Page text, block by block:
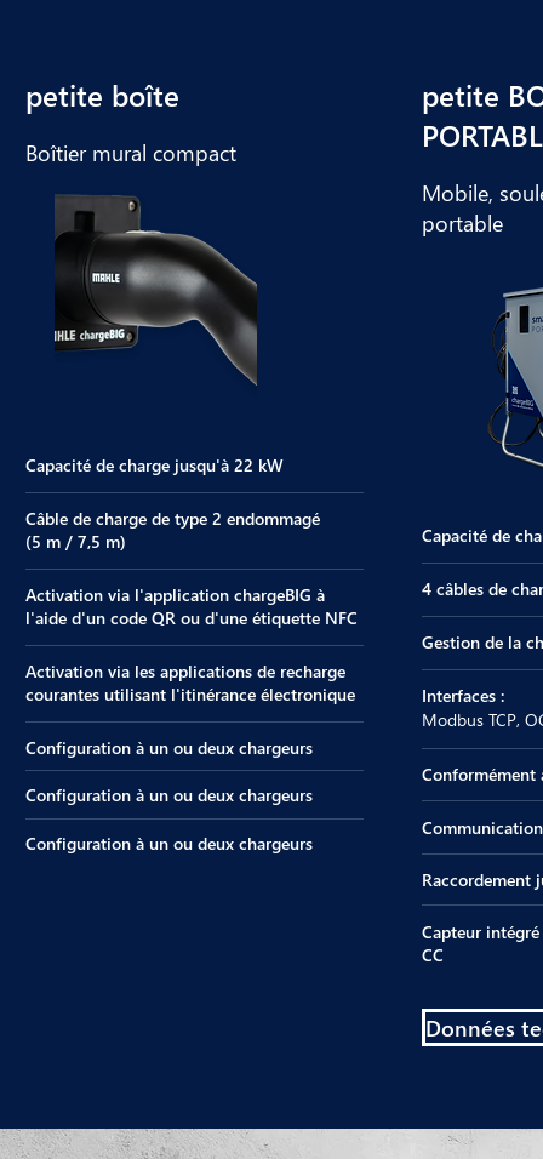
petite boîte
Boîtier mural compact
Capacité de charge jusqu'à 22 kW
Câble de charge de type 2 endommagé
(5 m / 7,5 m)
Activation via l'application chargeBIG à
l'aide d'un code QR ou d'une étiquette NFC
Activation via les applications de recharge
courantes utilisant l'itinérance électronique
Configuration à un ou deux chargeurs
Configuration à un ou deux chargeurs
Configuration à un ou deux chargeurs
petite
Mobile,
portable
Capacité de
4 câbles de
Gestion de la
Interfaces :
Modbus TCP,
Conformément
Raccordement
Capteur
CC
Données